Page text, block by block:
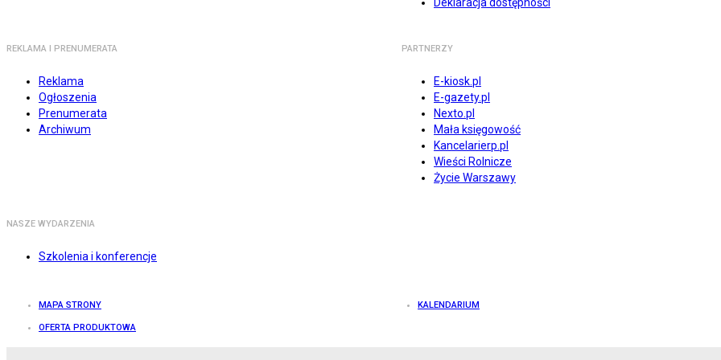
REKLAMA I PRENUMERATA
Reklama
Ogłoszenia
Prenumerata
Archiwum
PARTNERZY
E-kiosk.pl
E-gazety.pl
Nexto.pl
Mała księgowość
Kancelarierp.pl
Wieści Rolnicze
Życie Warszawy
NASZE WYDARZENIA
Szkolenia i konferencje
MAPA STRONY KALENDARIUM
OFERTA PRODUKTOWA